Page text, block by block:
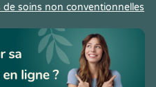
soins non conventionnelles